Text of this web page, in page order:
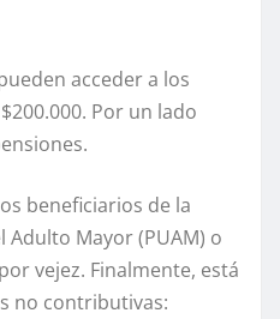
acceder a los
Por un lado
beneficiarios de la
Adulto Mayor (PUAM) o
vejez. Finalmente, está
no contributivas: